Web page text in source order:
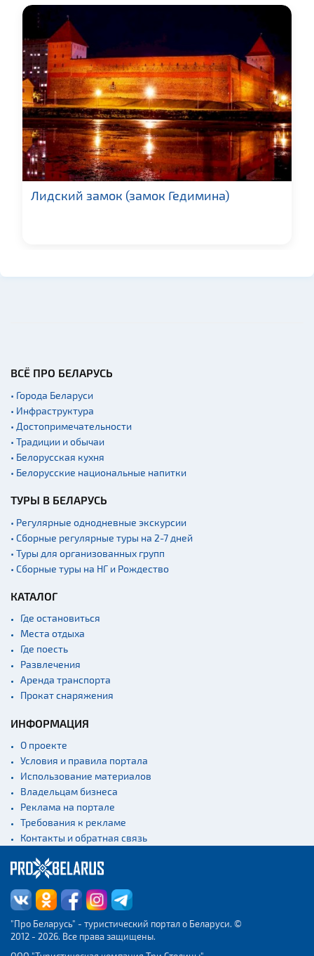
Лидский замок (замок Гедимина)
ВСЁ ПРО БЕЛАРУСЬ
• Города Беларуси
• Инфраструктура
• Достопримечательности
• Традиции и обычаи
• Белорусская кухня
• Белорусские национальные напитки
ТУРЫ В БЕЛАРУСЬ
• Регулярные однодневные экскурсии
• Сборные регулярные туры на 2-7 дней
• Туры для организованных групп
• Сборные туры на НГ и Рождество
КАТАЛОГ
Где остановиться
Места отдыха
Где поесть
Развлечения
Аренда транспорта
Прокат снаряжения
ИНФОРМАЦИЯ
О проекте
Условия и правила портала
Использование материалов
Владельцам бизнеса
Реклама на портале
Требования к рекламе
Контакты и обратная связь
"Про Беларусь" - туристический портал о Беларуси. ©
2012 - 2026. Все права защищены.